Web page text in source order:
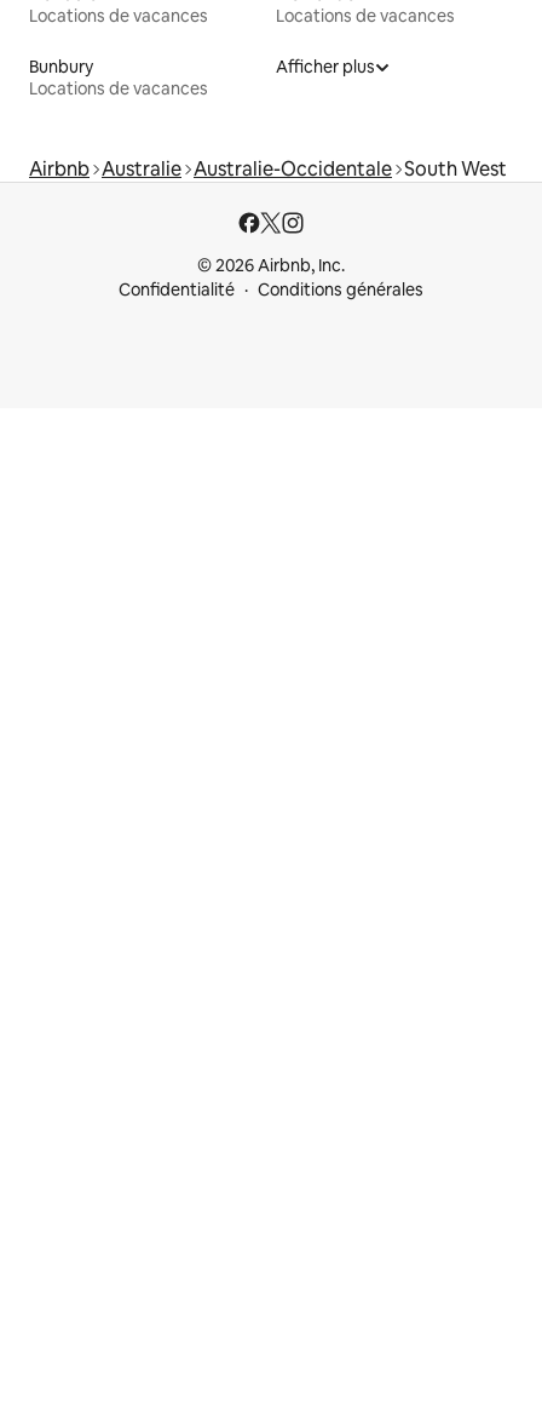
Locations de vacances
Locations de vacances
Bunbury
Locations de vacances
Afficher plus
Airbnb Australie Australie-Occidentale South West
© 2026 Airbnb, Inc.
Confidentialité
Conditions générales